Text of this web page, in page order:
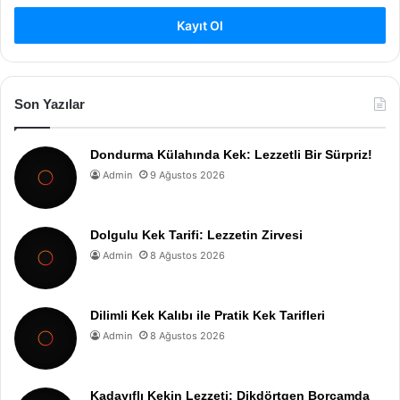
Kayıt Ol
Son Yazılar
Dondurma Külahında Kek: Lezzetli Bir Sürpriz!
Admin 9 Ağustos 2026
Dolgulu Kek Tarifi: Lezzetin Zirvesi
Admin 8 Ağustos 2026
Dilimli Kek Kalıbı ile Pratik Kek Tarifleri
Admin 8 Ağustos 2026
Kadayıflı Kekin Lezzeti: Dikdörtgen Borcamda